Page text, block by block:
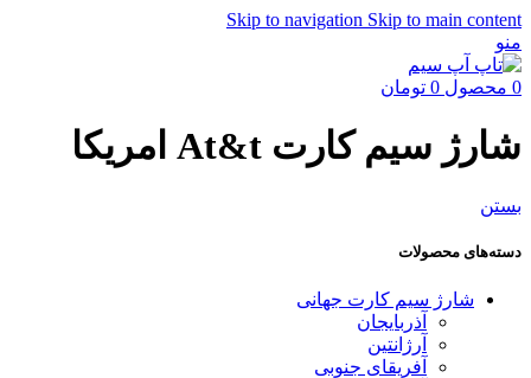
Skip to navigation Skip to main content
منو
0 محصول 0 تومان
شارژ سیم کارت At&t امریکا
بستن
دسته‌های محصولات
شارژ سیم کارت جهانی
آذربایجان
آرژانتین
آفریقای جنوبی